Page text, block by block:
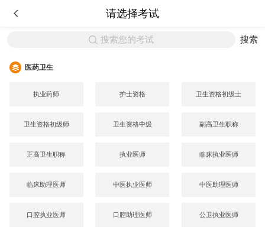
请选择考试
搜索您的考试 搜索
医药卫生
执业药师 护士资格 卫生资格初级士
卫生资格初级师 卫生资格中级 副高卫生职称
正高卫生职称 执业医师 临床执业医师
临床助理医师 中医执业医师 中医助理医师
口腔执业医师 口腔助理医师 公卫执业医师